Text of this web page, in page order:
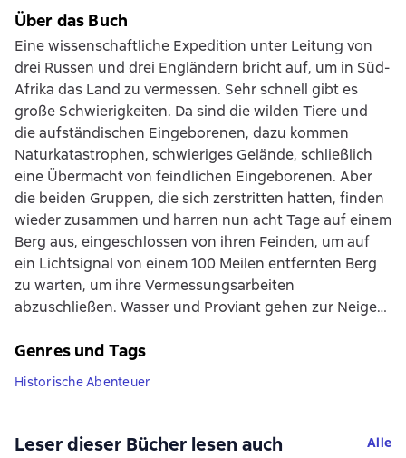
Über das Buch
Eine wissenschaftliche Expedition unter Leitung von
drei Russen und drei Engländern bricht auf, um in Süd-
Afrika das Land zu vermessen. Sehr schnell gibt es
große Schwierigkeiten. Da sind die wilden Tiere und
die aufständischen Eingeborenen, dazu kommen
Naturkatastrophen, schwieriges Gelände, schließlich
eine Übermacht von feindlichen Eingeborenen. Aber
die beiden Gruppen, die sich zerstritten hatten, finden
wieder zusammen und harren nun acht Tage auf einem
Berg aus, eingeschlossen von ihren Feinden, um auf
ein Lichtsignal von einem 100 Meilen entfernten Berg
zu warten, um ihre Vermessungsarbeiten
abzuschließen. Wasser und Proviant gehen zur Neige…
Genres und Tags
Historische Abenteuer
Leser dieser Bücher lesen auch Alle